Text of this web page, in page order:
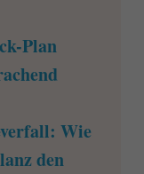
Plan
Wie
den